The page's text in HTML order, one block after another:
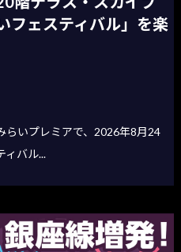
フェスティバル」を楽
らいプレミアで、2026年8月24
ィバル...